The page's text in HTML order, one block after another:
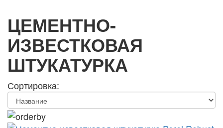
ЦЕМЕНТНО-
ИЗВЕСТКОВАЯ
ШТУКАТУРКА
Сортировка: